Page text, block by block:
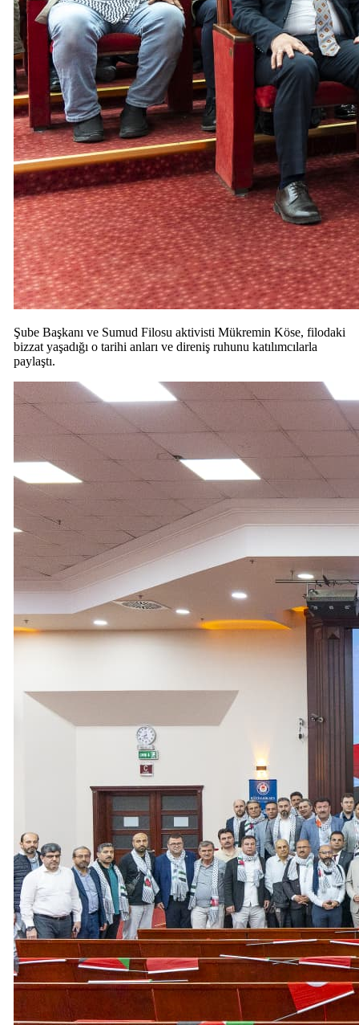
Şube Başkanı ve Sumud Filosu aktivisti Mükremin Köse, filodaki
bizzat yaşadığı o tarihi anları ve direniş ruhunu katılımcılarla
paylaştı.